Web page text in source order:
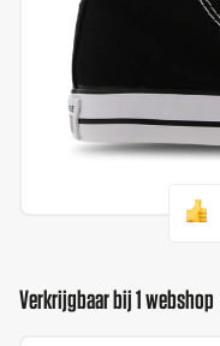
Verkrijgbaar bij 1 webshop